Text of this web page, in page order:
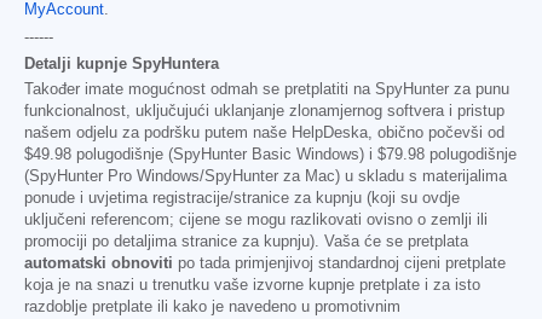
MyAccount.
------
Detalji kupnje SpyHuntera
Također imate mogućnost odmah se pretplatiti na SpyHunter za punu
funkcionalnost, uključujući uklanjanje zlonamjernog softvera i pristup
našem odjelu za podršku putem naše HelpDeska, obično počevši od
$49.98 polugodišnje (SpyHunter Basic Windows) i $79.98 polugodišnje
(SpyHunter Pro Windows/SpyHunter za Mac) u skladu s materijalima
ponude i uvjetima registracije/stranice za kupnju (koji su ovdje
uključeni referencom; cijene se mogu razlikovati ovisno o zemlji ili
promociji po detaljima stranice za kupnju). Vaša će se pretplata
automatski obnoviti po tada primjenjivoj standardnoj cijeni pretplate
koja je na snazi u trenutku vaše izvorne kupnje pretplate i za isto
razdoblje pretplate ili kako je navedeno u promotivnim